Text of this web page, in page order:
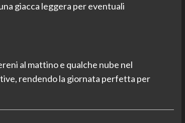
giacca leggera per eventuali
al mattino e qualche nube nel
rendendo la giornata perfetta per